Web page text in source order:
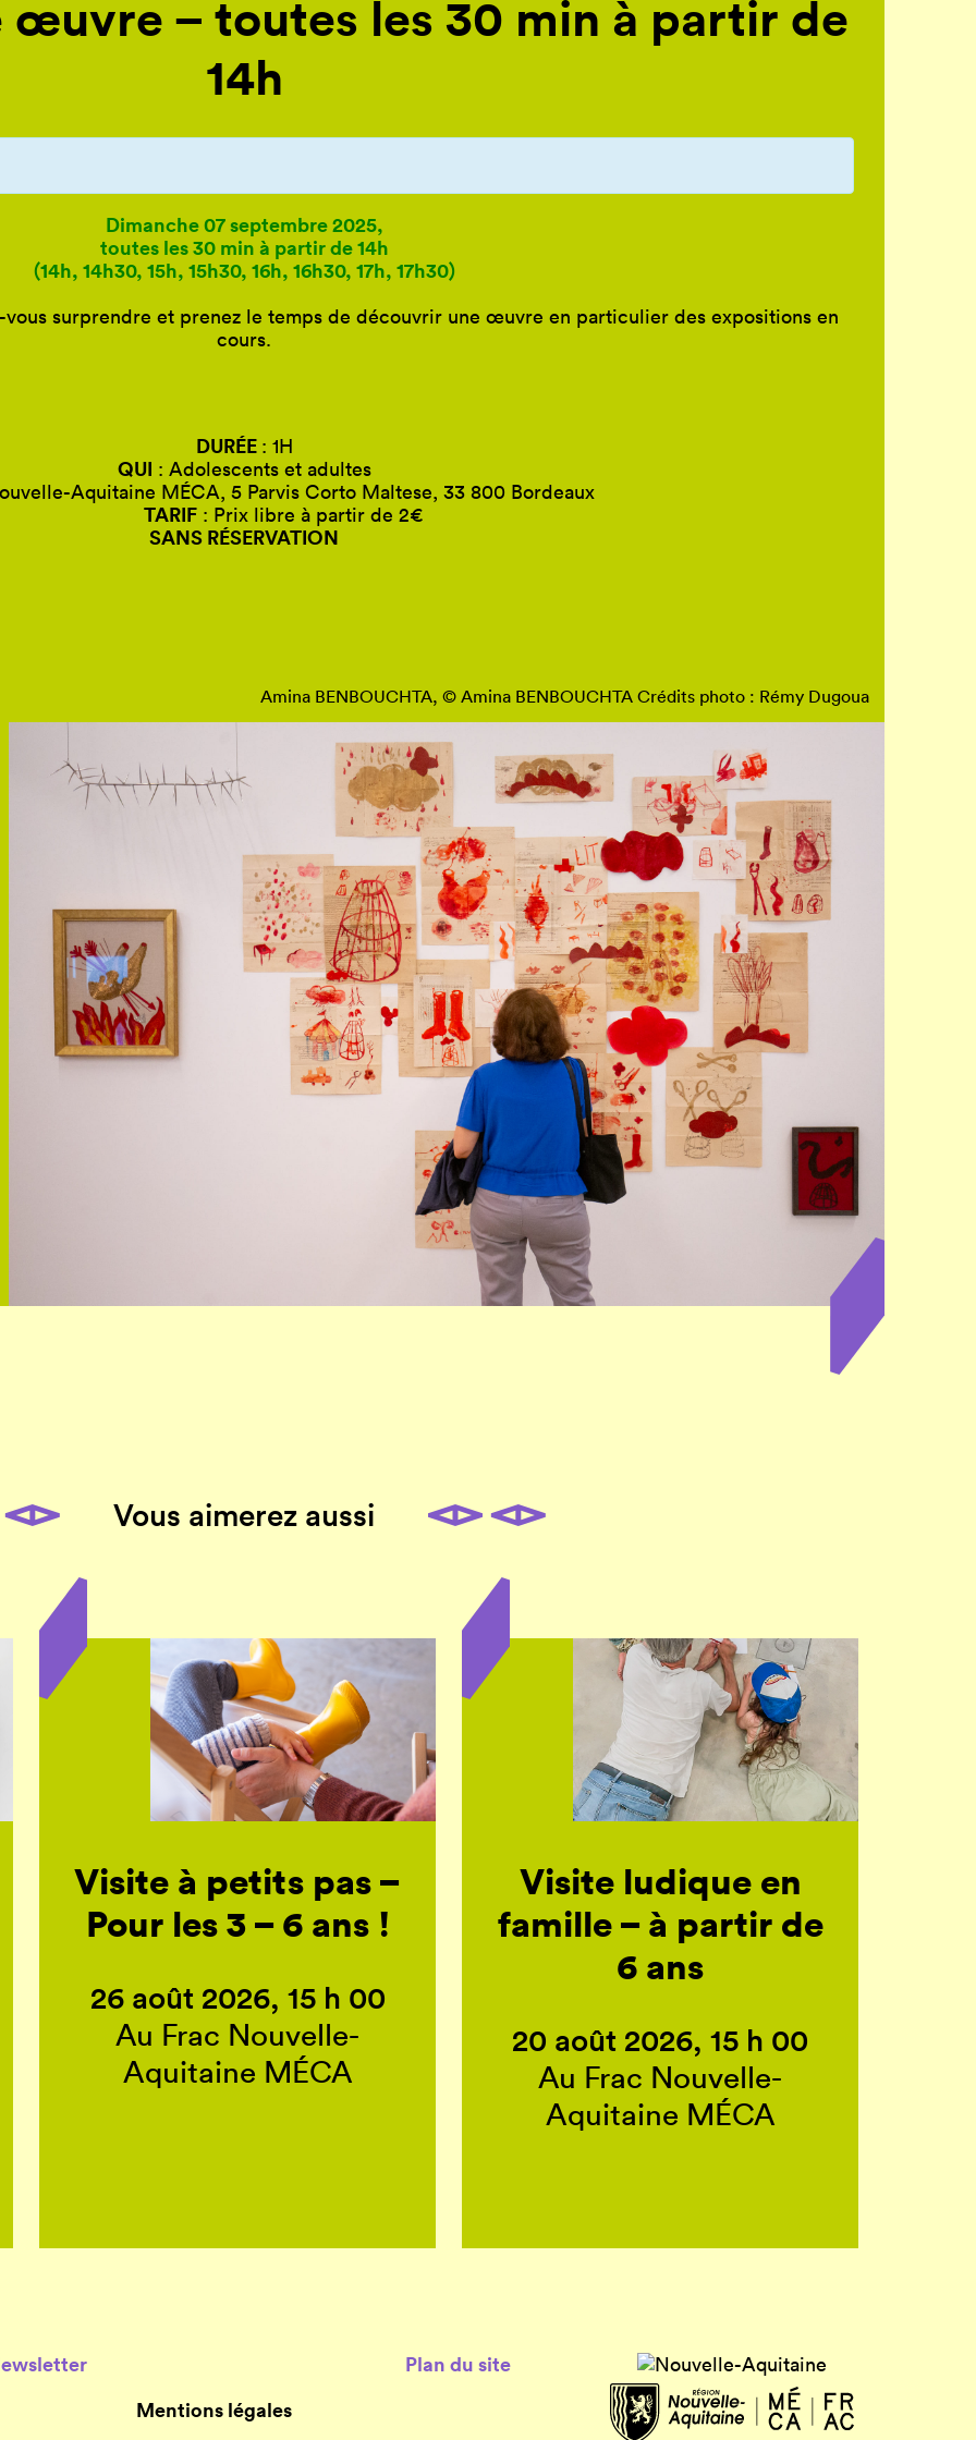
œuvre – toutes les 30 min à partir de
14h
Dimanche 07 septembre 2025,
toutes les 30 min à partir de 14h
(14h, 14h30, 15h, 15h30, 16h, 16h30, 17h, 17h30)
vous surprendre et prenez le temps de découvrir une œuvre en particulier des expositions en
cours.
DURÉE : 1H
QUI : Adolescents et adultes
Aquitaine MÉCA, 5 Parvis Corto Maltese, 33 800 Bordeaux
TARIF : Prix libre à partir de 2€
SANS RÉSERVATION
Amina BENBOUCHTA, © Amina BENBOUCHTA Crédits photo : Rémy Dugoua
Vous aimerez aussi
Visite à petits pas –
Pour les 3 – 6 ans !
26 août 2026, 15 h 00
Au Frac Nouvelle-
Aquitaine MÉCA
Visite ludique en
famille – à partir de
6 ans
20 août 2026, 15 h 00
Au Frac Nouvelle-
Aquitaine MÉCA
Mentions légales
Plan du site